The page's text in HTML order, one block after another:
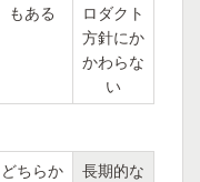
もある
ロダクト
方針にか
かわらな
い
どちらか
長期的な